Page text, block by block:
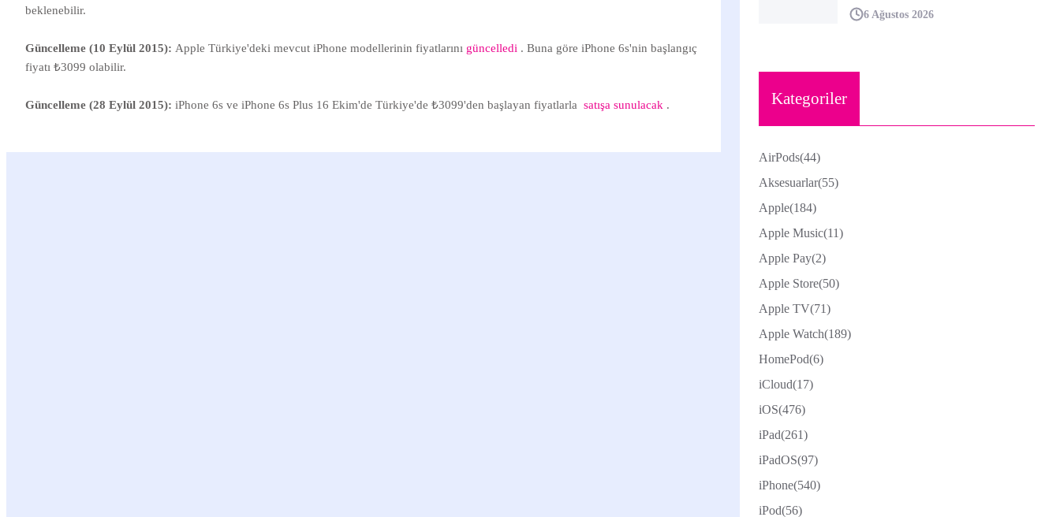
beklenebilir.
Güncelleme (10 Eylül 2015): Apple Türkiye'deki mevcut iPhone modellerinin fiyatlarını güncelledi . Buna göre iPhone 6s'nin başlangıç
fiyatı ₺3099 olabilir.
Güncelleme (28 Eylül 2015): iPhone 6s ve iPhone 6s Plus 16 Ekim'de Türkiye'de ₺3099'den başlayan fiyatlarla satışa sunulacak .
6 Ağustos 2026
Kategoriler
AirPods(44)
Aksesuarlar(55)
Apple(184)
Apple Music(11)
Apple Pay(2)
Apple Store(50)
Apple TV(71)
Apple Watch(189)
HomePod(6)
iCloud(17)
iOS(476)
iPad(261)
iPadOS(97)
iPhone(540)
iPod(56)